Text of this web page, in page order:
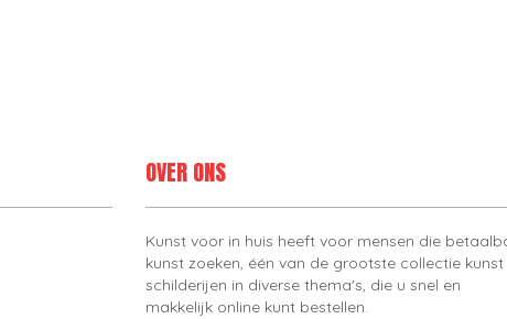
OVER ONS
Kunst voor in huis heeft voor mensen die
kunst zoeken, één van de grootste collectie kunst
schilderijen in diverse thema's, die u snel en
makkelijk online kunt bestellen.